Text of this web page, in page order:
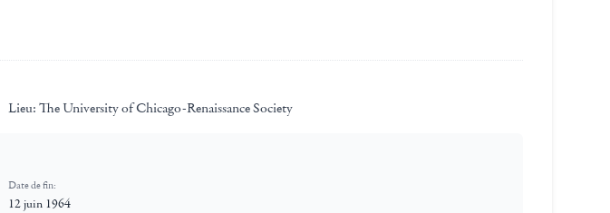
Lieu: The University of Chicago-Renaissance Society
Date de fin:
12 juin 1964